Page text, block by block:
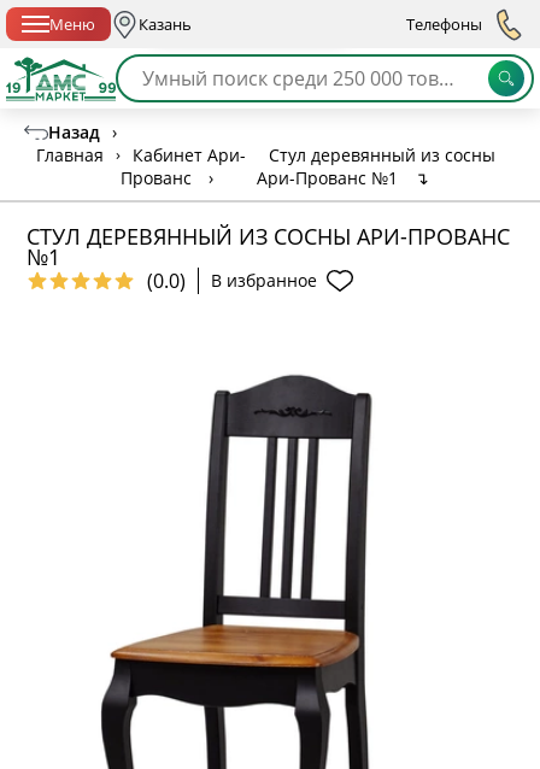
Меню Казань Телефоны
Назад ›
Главная
›
Кабинет Ари-
Прованс
›
Стул деревянный из сосны
Ари-Прованс №1
↴
СТУЛ ДЕРЕВЯННЫЙ ИЗ СОСНЫ АРИ-ПРОВАНС
№1
(0.0) В избранное